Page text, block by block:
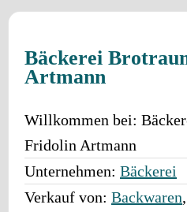
Bäckerei
Artmann
Willkommen bei:
Fridolin Artmann
Unternehmen: Bäckerei
Verkauf von: Backwaren,